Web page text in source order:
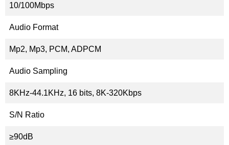
10/100Mbps
Audio Format
Mp2, Mp3, PCM, ADPCM
Audio Sampling
8KHz-44.1KHz, 16 bits, 8K-320Kbps
S/N Ratio
≥90dB